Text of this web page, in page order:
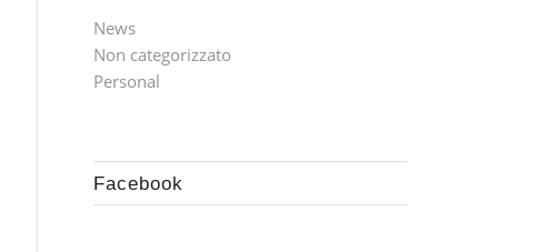
News
Non categorizzato
Personal
Facebook